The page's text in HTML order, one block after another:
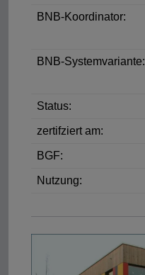
BNB-Koordinator:
BNB-Systemvariante:
Status:
zertifziert am:
BGF:
Nutzung: